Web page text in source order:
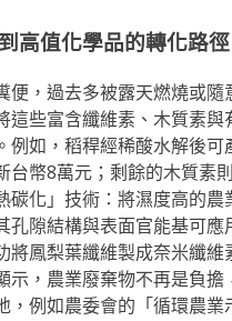
高值化學品的轉化路徑
便，過去多被露天燃燒或
這些富含纖維素、木質素
例如，稻稈經稀酸水解後
台幣8萬元；剩餘的木質素
碳化」技術：將濕度高的
孔隙結構與表面官能基可
將鳳梨葉纖維製成奈米纖
示，農業廢棄物不再是負
，例如農委會的「循環農